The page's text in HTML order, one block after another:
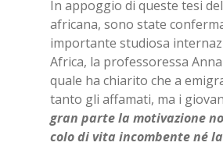
In ap­pog­gio di que­ste tesi
afri­ca­na, sono sta­te
im­por­tan­te stu­dio­sa
Afri­ca, la pro­fes­so­res­sa
qua­le ha chia­ri­to che a
tan­to gli af­fa­ma­ti, ma i
gran par­te la mo­ti­va­zio­ne
co­lo di vita in­com­ben­te né